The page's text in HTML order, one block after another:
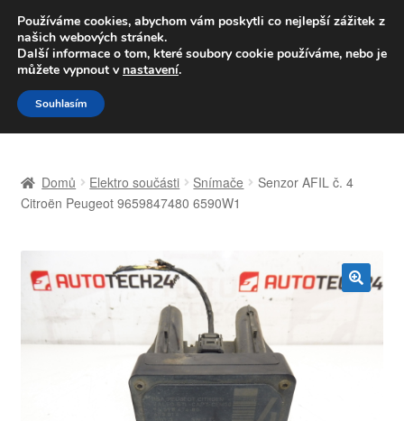
DOPRAVA od 139,-Kč
Volejte po-pá 9-16 704 494 494
Přeskočit
na
navigaci
Přejít
k
obsahu
Celosvětová doprava
Kontakt
Košík
Domů Elektro součásti Snímače
Senzor AFIL č. 4
Citroën Peugeot 9659847480 6590W1
Používáme cookies, abychom vám poskytli co nejlepší zážitek z
našich webových stránek.
Další informace o tom, které soubory cookie používáme, nebo je
můžete vypnout v nastavení.
Souhlasím